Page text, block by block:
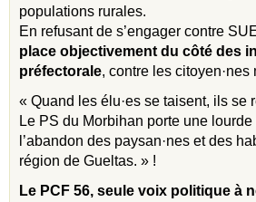
populations rurales.
En refusant de s’engager contre
place objectivement du côté des
préfectorale, contre les citoyen·nes
« Quand les élu·es se taisent, ils se
Le PS du Morbihan porte une
l’abandon des paysan·nes et des
région de Gueltas. » !
Le PCF 56, seule voix politique à